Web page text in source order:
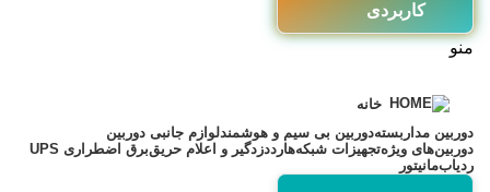
کاربردی
منو
خانه
دوربین مداربستهدوربین بی سیم و هوشمندلوازم جانبی دوربین
دوربین‌های ویژهتجهیزات شبکههارددزدگیر و اعلام حریقبرق اضطراری UPS
ردیابمانیتور